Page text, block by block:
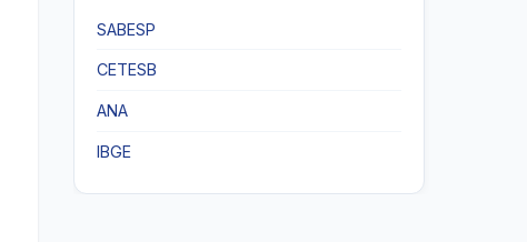
SABESP
CETESB
ANA
IBGE